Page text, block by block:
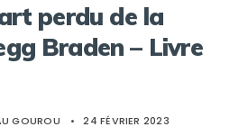
perdu de la
Braden – Livre
GOUROU • 24 FÉVRIER 2023